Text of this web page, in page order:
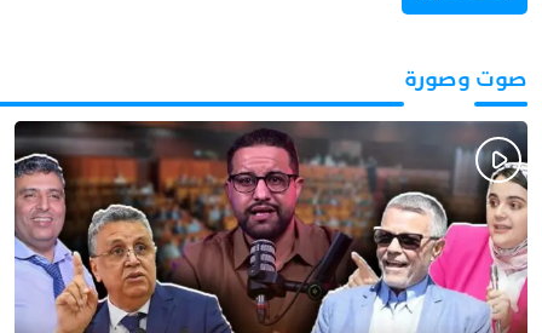
صوت وصورة